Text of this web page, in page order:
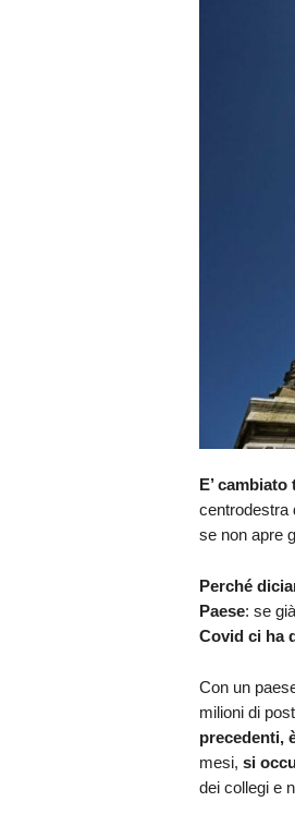
E’
centrodestra
se non apre
Perché
Paese: se
Covid ci ha
Con un
milioni di
precedenti,
mesi, si
dei collegi e